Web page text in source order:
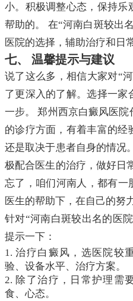
小。积极调整心态，保持乐
帮助的。 在“河南白斑较出
医院的选择，辅助治疗和日
七、 温馨提示与建议
说了这么多，相信大家对“
了更深入的了解。选择一家
一步。 郑州西京白癜风医
的诊疗方面，有着丰富的经
还是取决于患者自身的情况
极配合医生的治疗，做好日
忘了，咱们河南人，都有一
医生的帮助下，在自己的努
针对“河南白斑较出名的医
提示一下：
1. 治疗白癜风，选医院较
验、设备水平、治疗方案。
2. 除了治疗，日常护理需
食、心态。